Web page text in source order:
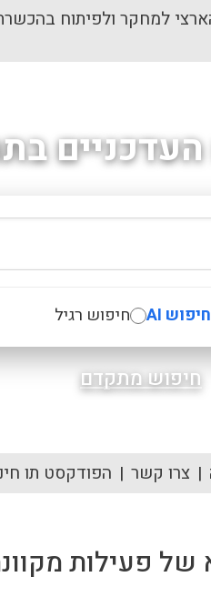
למחקר ולפיתוח
חיפוש AI חיפוש רגיל
חיפוש מתקדם
צרו קשר הפודקסט תו
של פעילות